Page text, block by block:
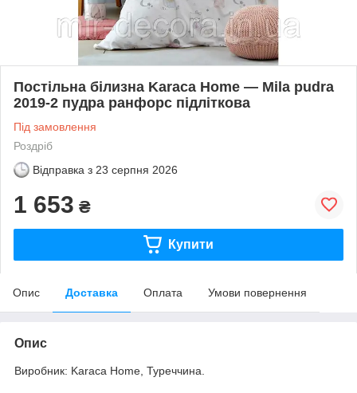
Постільна білизна Karaca Home — Mila pudra
2019-2 пудра ранфорс підліткова
Під замовлення
Роздріб
Відправка з 23 серпня 2026
1 653 ₴
Купити
Опис Доставка Оплата Умови повернення
Опис
Виробник: Karaca Home, Туреччина.